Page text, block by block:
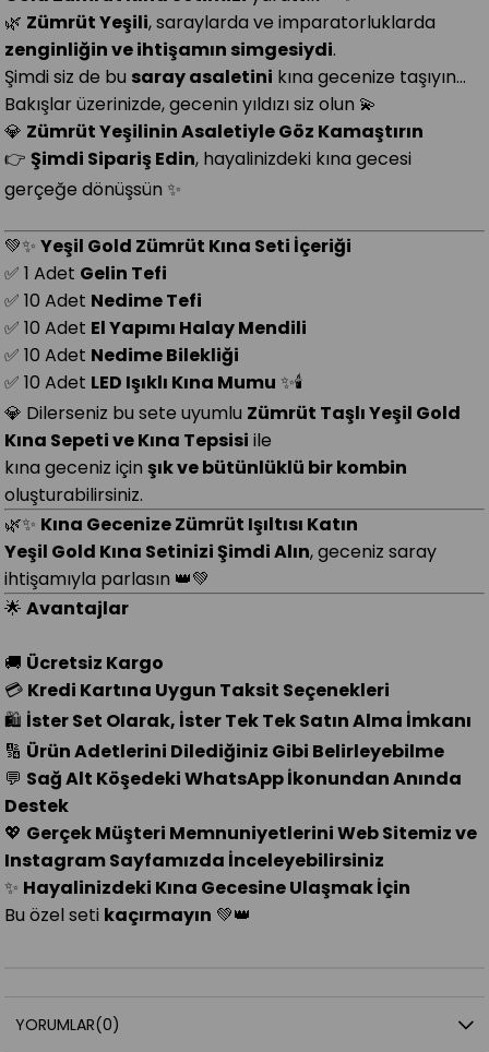
🌿 Zümrüt Yeşili, saraylarda ve imparatorluklarda
zenginliğin ve ihtişamın simgesiydi.
Şimdi siz de bu saray asaletini kına gecenize taşıyın…
Bakışlar üzerinizde, gecenin yıldızı siz olun 💫
💎 Zümrüt Yeşilinin Asaletiyle Göz Kamaştırın
👉Şimdi Sipariş Edin, hayalinizdeki kına gecesi
gerçeğe dönüşsün ✨
💚✨Yeşil Gold Zümrüt Kına Seti İçeriği
✅ 1 Adet Gelin Tefi
✅ 10 Adet Nedime Tefi
✅ 10 Adet El Yapımı Halay Mendili
✅ 10 Adet Nedime Bilekliği
✅ 10 Adet LED Işıklı Kına Mumu ✨🕯️
💎 Dilerseniz bu sete uyumlu Zümrüt Taşlı Yeşil Gold
Kına Sepeti ve Kına Tepsisi ile
kına geceniz içinşık ve bütünlüklü bir kombin
oluşturabilirsiniz.
🌿✨ Kına Gecenize Zümrüt Işıltısı Katın
Yeşil Gold Kına Setinizi Şimdi Alın, geceniz saray
ihtişamıyla parlasın 👑💚
🌟Avantajlar
🚚 Ücretsiz Kargo
💳 Kredi Kartına Uygun Taksit Seçenekleri
🛍️ İster Set Olarak, İster Tek Tek Satın Alma İmkanı
🔢 Ürün Adetlerini Dilediğiniz Gibi Belirleyebilme
💬 Sağ Alt Köşedeki WhatsApp İkonundan Anında
Destek
💖 Gerçek Müşteri Memnuniyetlerini Web Sitemiz ve
Instagram Sayfamızda İnceleyebilirsiniz
✨ Hayalinizdeki Kına Gecesine Ulaşmak İçin
Bu özel seti kaçırmayın 💚👑
YORUMLAR(0)